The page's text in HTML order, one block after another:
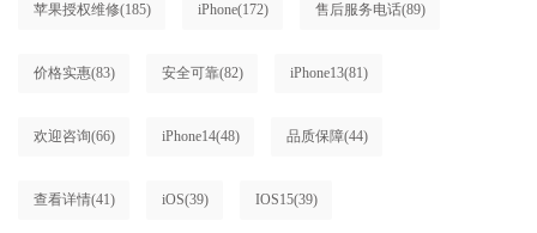
苹果授权维修(185) iPhone(172) 售后服务电话(89)
价格实惠(83) 安全可靠(82) iPhone13(81)
欢迎咨询(66) iPhone14(48) 品质保障(44)
查看详情(41) iOS(39) IOS15(39)